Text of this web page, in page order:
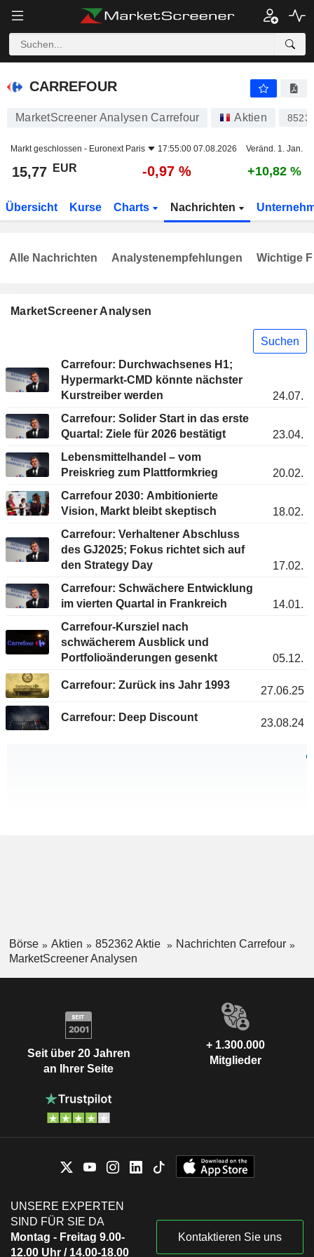
CARREFOUR
CARREFOUR
MarketScreener Analysen Carrefour Aktien
Markt geschlossen - Euronext Paris 17:55:00 07.08.2026 Veränd. 1. Jan.
15,77 EUR -0,97 % +10,82 %
Übersicht Kurse Charts Nachrichten
MarketScreener Analysen
Suchen
Carrefour: Durchwachsenes H1;
Hypermarkt-CMD könnte nächster
Kurstreiber werden
24.07.
Carrefour: Solider Start in das erste
Quartal: Ziele für 2026 bestätigt
23.04.
Lebensmittelhandel – vom
Preiskrieg zum Plattformkrieg
20.02.
Carrefour 2030: Ambitionierte
Vision, Markt bleibt skeptisch
18.02.
Carrefour: Verhaltener Abschluss
des GJ2025; Fokus richtet sich auf
den Strategy Day
17.02.
Carrefour: Schwächere Entwicklung
im vierten Quartal in Frankreich
14.01.
Carrefour-Kursziel nach
schwächerem Ausblick und
Portfolioänderungen gesenkt
05.12.
Carrefour: Zurück ins Jahr 1993 27.06.25
Carrefour: Deep Discount 23.08.24
Alle Nachrichten Analystenempfehlungen Wichtige
Börse Aktien 852362 Aktie
Nachrichten Carrefour
MarketScreener Analysen
Seit über 20 Jahren
an Ihrer Seite
+ 1.300.000
Mitglieder
UNSERE EXPERTEN
SIND FÜR SIE DA
Montag - Freitag 9.00-
12.00 Uhr / 14.00-18.00
Kontaktieren Sie uns